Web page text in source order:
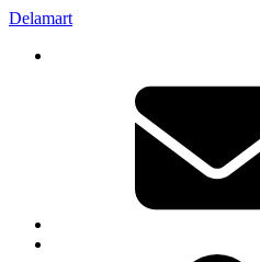
Delamart